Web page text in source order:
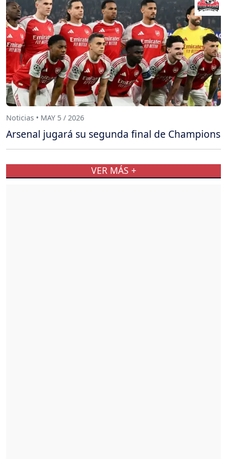
Noticias • MAY 5 / 2026
Arsenal jugará su segunda final de Champions
VER MÁS +